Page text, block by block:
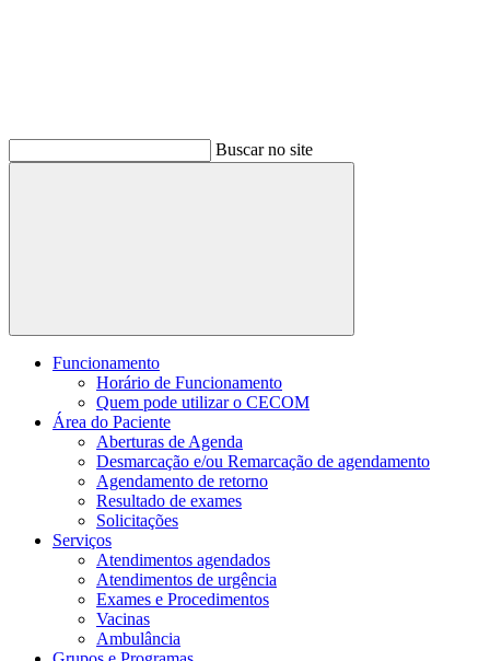
Buscar no site
Buscar
Funcionamento
Horário de Funcionamento
Quem pode utilizar o CECOM
Área do Paciente
Aberturas de Agenda
Desmarcação e/ou Remarcação de agendamento
Agendamento de retorno
Resultado de exames
Solicitações
Serviços
Atendimentos agendados
Atendimentos de urgência
Exames e Procedimentos
Vacinas
Ambulância